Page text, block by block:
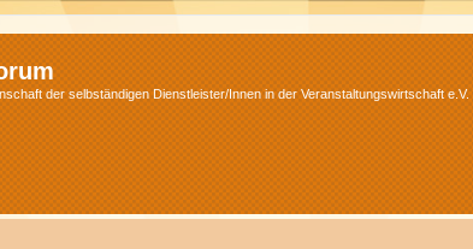
der selbständigen Dienstleister/Innen in der Veranstaltungswirtschaft e.V.